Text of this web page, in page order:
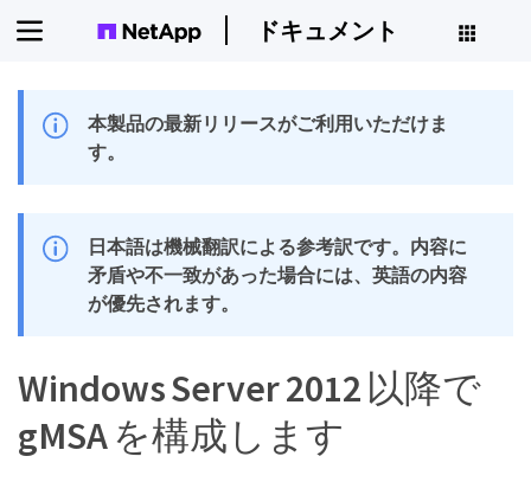
ドキュメント
本製品の最新リリースがご利用いただけま
す。
日本語は機械翻訳による参考訳です。内容に
矛盾や不一致があった場合には、英語の内容
が優先されます。
Windows Server 2012 以降で
gMSA を構成します